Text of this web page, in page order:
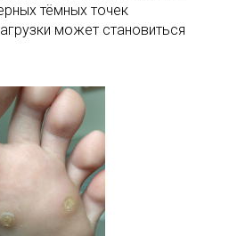
тёмных точек
может становиться